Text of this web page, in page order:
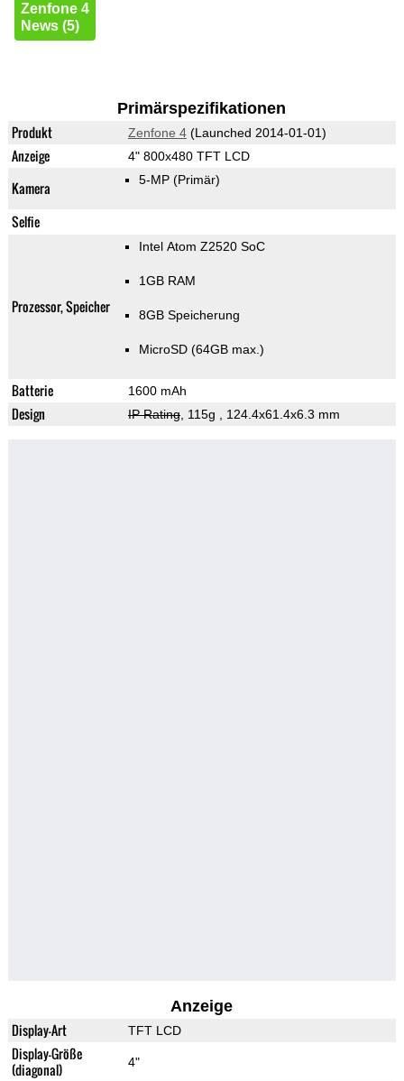
Zenfone 4
News (5)
Primärspezifikationen
Produkt Zenfone 4(Launched 2014-01-01)
Anzeige 4" 800x480 TFT LCD
Kamera 5-MP (Primär)
Selfie
Prozessor, Speicher
Intel Atom Z2520 SoC
1GB RAM
8GB Speicherung
MicroSD (64GB max.)
Batterie 1600 mAh
Design IP Rating, 115g , 124.4x61.4x6.3 mm
Anzeige
Display-Art TFT LCD
Display-Größe
(diagonal)
4"